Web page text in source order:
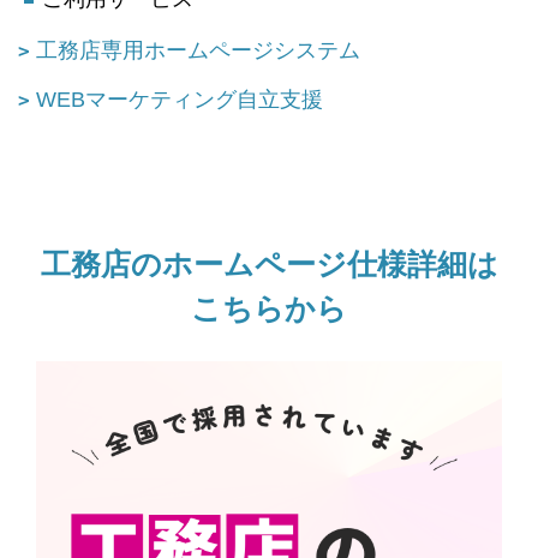
工務店専用ホームページシステム
WEBマーケティング自立支援
工務店のホームページ仕様詳細は
こちらから